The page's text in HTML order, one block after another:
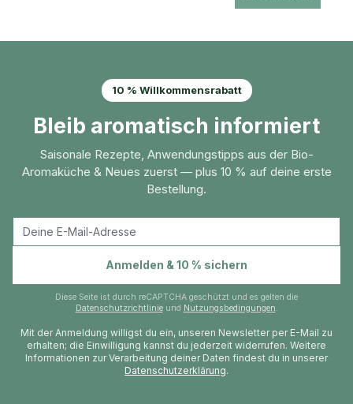
10 % Willkommensrabatt
Bleib aromatisch informiert
Saisonale Rezepte, Anwendungstipps aus der Bio-
Aromaküche & Neues zuerst — plus 10 % auf deine erste
Bestellung.
Anmelden & 10 % sichern
Diese Seite ist durch reCAPTCHA geschützt und es gelten die
Datenschutzrichtlinieund Nutzungsbedingungen.
Mit der Anmeldung willigst du ein, unseren Newsletter per E-Mail zu
erhalten; die Einwilligung kannst du jederzeit widerrufen. Weitere
Informationen zur Verarbeitung deiner Daten findest du in unserer
Datenschutzerklärung.